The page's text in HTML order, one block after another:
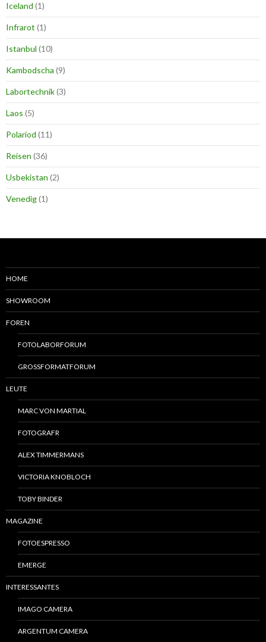
Iceland (1)
Infrarot (1)
Istanbul (10)
Kambodscha (9)
Labortechnik(3)
Laos (5)
Polariod (11)
Reisen (36)
Usbekistan (2)
Venedig(1)
HOME
SHOWROOM
FOREN
FOTOLABORFORUM
GROSSFORMATFORUM
LEUTE
MARC VON MARTIAL
FOTOGRAFR
ALEX TIMMERMANS
VICTORIA KNOBLOCH
TOBY BINDER
MAGAZINE
FOTOESPRESSO
EMERGE
INTERESSANTES
IMAGO CAMERA
ARGENTUM CAMERA